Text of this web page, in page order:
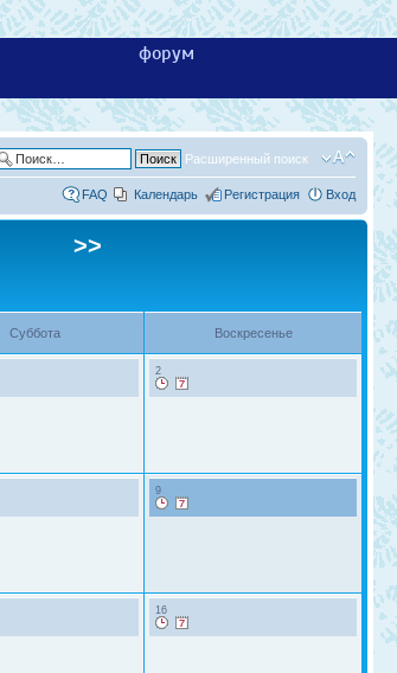
форум
Расширенный поиск
FAQ Календарь Регистрация Вход
>>
Суббота Воскресенье
2
9
16